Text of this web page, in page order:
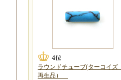
ラウンドチューブ(ターコイズ
再生品）